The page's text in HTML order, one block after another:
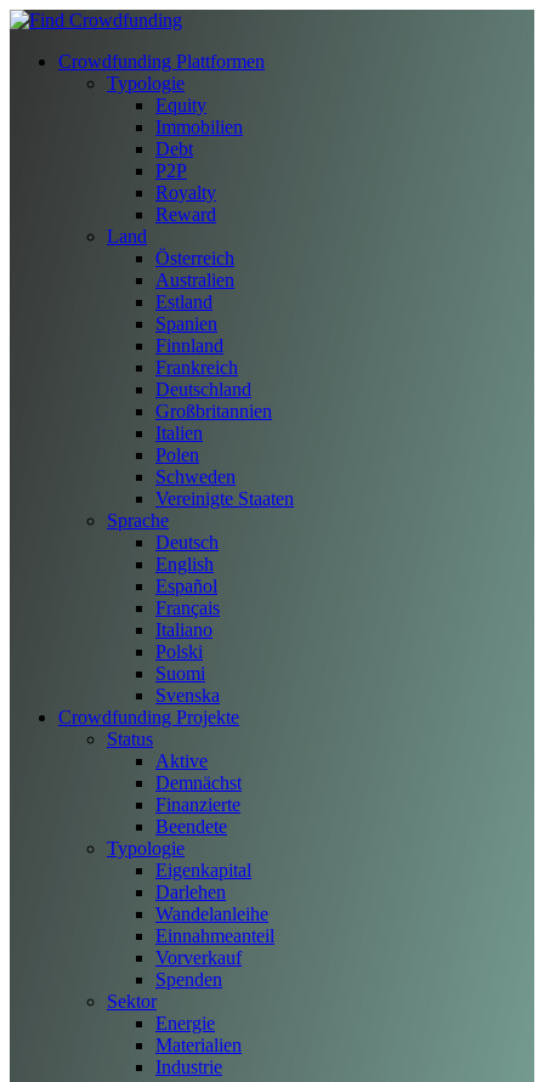
Crowdfunding Plattformen
Typologie
Equity
Immobilien
Debt
P2P
Royalty
Reward
Land
Österreich
Australien
Estland
Spanien
Finnland
Frankreich
Deutschland
Großbritannien
Italien
Polen
Schweden
Vereinigte Staaten
Sprache
Deutsch
English
Español
Français
Italiano
Polski
Suomi
Svenska
Crowdfunding Projekte
Status
Aktive
Demnächst
Finanzierte
Beendete
Typologie
Eigenkapital
Darlehen
Wandelanleihe
Einnahmeanteil
Vorverkauf
Spenden
Sektor
Energie
Materialien
Industrie